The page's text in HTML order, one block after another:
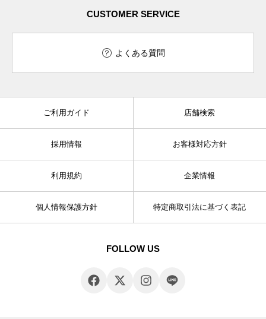
CUSTOMER SERVICE
よくある質問
ご利用ガイド 店舗検索
採用情報 お客様対応方針
利用規約 企業情報
個人情報保護方針 特定商取引法に基づく表記
FOLLOW US